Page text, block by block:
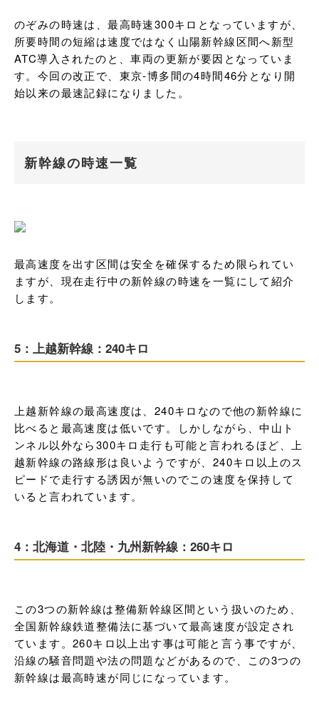
のぞみの時速は、最高時速300キロとなっていますが、
所要時間の短縮は速度ではなく山陽新幹線区間へ新型
ATC導入されたのと、車両の更新が要因となっていま
す。今回の改正で、東京-博多間の4時間46分となり開
始以来の最速記録になりました。
新幹線の時速一覧
最高速度を出す区間は安全を確保するため限られてい
ますが、現在走行中の新幹線の時速を一覧にして紹介
します。
5：上越新幹線：240キロ
上越新幹線の最高速度は、240キロなので他の新幹線に
比べると最高速度は低いです。しかしながら、中山ト
ンネル以外なら300キロ走行も可能と言われるほど、上
越新幹線の路線形は良いようですが、240キロ以上のス
ピードで走行する誘因が無いのでこの速度を保持して
いると言われています。
4：北海道・北陸・九州新幹線：260キロ
この3つの新幹線は整備新幹線区間という扱いのため、
全国新幹線鉄道整備法に基づいて最高速度が設定され
ています。260キロ以上出す事は可能と言う事ですが、
沿線の騒音問題や法の問題などがあるので、この3つの
新幹線は最高時速が同じになっています。